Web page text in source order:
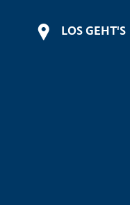
LOS GEHT'S